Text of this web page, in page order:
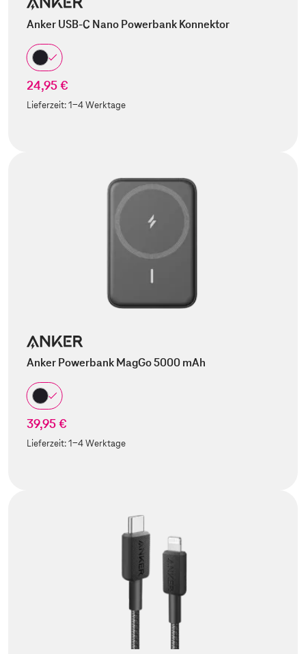
Anker USB-C Nano Powerbank Konnektor
24,95 €
Lieferzeit:1-4 Werktage
Anker Powerbank MagGo 5000 mAh
39,95 €
Lieferzeit:1-4 Werktage